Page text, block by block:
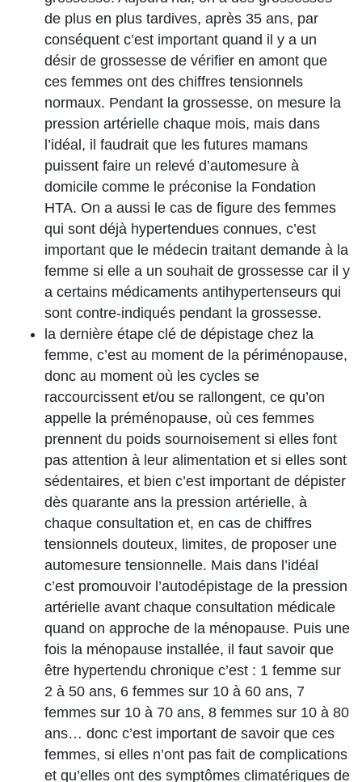
de plus en plus tardives, après 35 ans, par
conséquent c’est important quand il y a un
désir de grossesse de vérifier en amont que
ces femmes ont des chiffres tensionnels
normaux. Pendant la grossesse, on mesure la
pression artérielle chaque mois, mais dans
l’idéal, il faudrait que les futures mamans
puissent faire un relevé d’automesure à
domicile comme le préconise la Fondation
HTA. On a aussi le cas de figure des femmes
qui sont déjà hypertendues connues, c’est
important que le médecin traitant demande à la
femme si elle a un souhait de grossesse car il y
a certains médicaments antihypertenseurs qui
sont contre-indiqués pendant la grossesse.
la dernière étape clé de dépistage chez la
femme, c’est au moment de la périménopause,
donc au moment où les cycles se
raccourcissent et/ou se rallongent, ce qu’on
appelle la préménopause, où ces femmes
prennent du poids sournoisement si elles font
pas attention à leur alimentation et si elles sont
sédentaires, et bien c’est important de dépister
dès quarante ans la pression artérielle, à
chaque consultation et, en cas de chiffres
tensionnels douteux, limites, de proposer une
automesure tensionnelle. Mais dans l’idéal
c’est promouvoir l’autodépistage de la pression
artérielle avant chaque consultation médicale
quand on approche de la ménopause. Puis une
fois la ménopause installée, il faut savoir que
être hypertendu chronique c’est : 1 femme sur
2 à 50 ans, 6 femmes sur 10 à 60 ans, 7
femmes sur 10 à 70 ans, 8 femmes sur 10 à 80
ans… donc c’est important de savoir que ces
femmes, si elles n’ont pas fait de complications
et qu’elles ont des symptômes climatériques de